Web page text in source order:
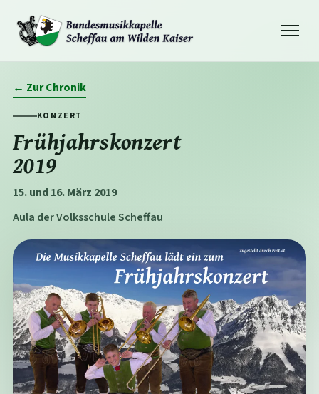
← Zur Chronik
KONZERT
Frühjahrskonzert
2019
15. und 16. März 2019
Aula der Volksschule Scheffau